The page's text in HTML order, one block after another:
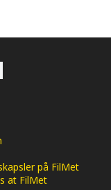
på FilMet
at FilMet